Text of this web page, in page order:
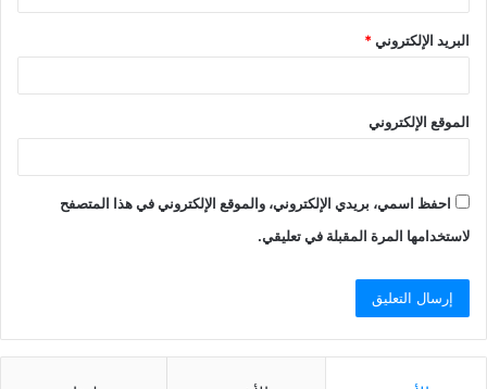
البريد الإلكتروني*
الموقع الإلكتروني
احفظ اسمي، بريدي الإلكتروني، والموقع الإلكتروني في هذا المتصفح
لاستخدامها المرة المقبلة في تعليقي.